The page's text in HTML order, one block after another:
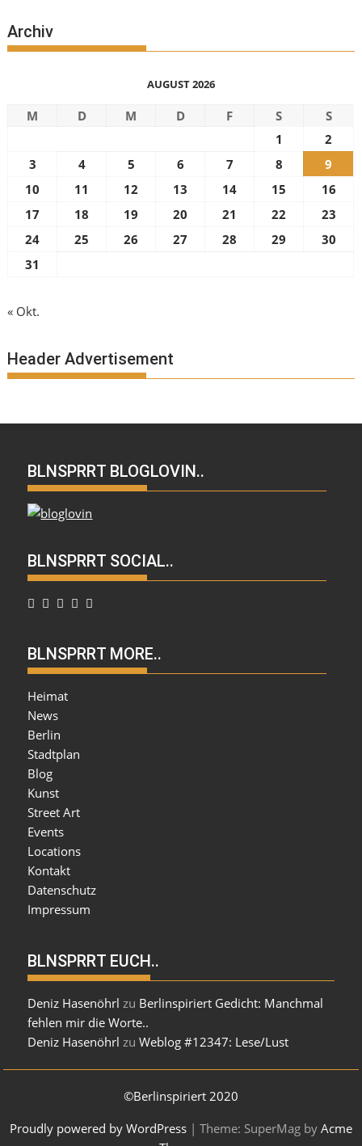
Archiv
AUGUST 2026
M D M D F S
S
1
2
3
4 5 6 7 8
9
10
11 12 13 14 15
16
17
18 19 20 21 22
23
24
25 26 27 28 29
30
31
« Okt.
Header Advertisement
BLNSPRRT BLOGLOVIN..
BLNSPRRT SOCIAL..
BLNSPRRT MORE..
Heimat
News
Berlin
Stadtplan
Blog
Kunst
Street Art
Events
Locations
Kontakt
Datenschutz
Impressum
BLNSPRRT EUCH..
Deniz Hasenöhrl zu Berlinspiriert Gedicht: Manchmal
fehlen mir die Worte..
Deniz Hasenöhrl zuWeblog #12347: Lese/Lust
©Berlinspiriert 2020
Proudly powered by WordPress | Theme: SuperMag by Acme